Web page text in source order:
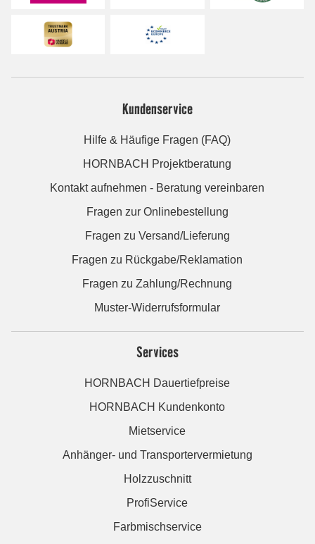
Kundenservice
Hilfe & Häufige Fragen (FAQ)
HORNBACH Projektberatung
Kontakt aufnehmen - Beratung vereinbaren
Fragen zur Onlinebestellung
Fragen zu Versand/Lieferung
Fragen zu Rückgabe/Reklamation
Fragen zu Zahlung/Rechnung
Muster-Widerrufsformular
Services
HORNBACH Dauertiefpreise
HORNBACH Kundenkonto
Mietservice
Anhänger- und Transportervermietung
Holzzuschnitt
ProfiService
Farbmischservice